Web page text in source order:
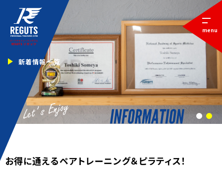
新着情報一覧
1 2
menu
お得に通えるペアトレーニング＆ピラティス！